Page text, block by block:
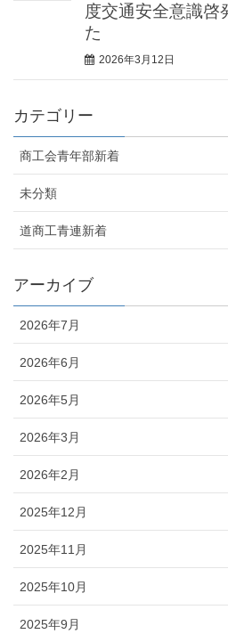
度交通安全意識啓
た
2026年3月12日
カテゴリー
商工会青年部新着
未分類
道商工青連新着
アーカイブ
2026年7月
2026年6月
2026年5月
2026年3月
2026年2月
2025年12月
2025年11月
2025年10月
2025年9月